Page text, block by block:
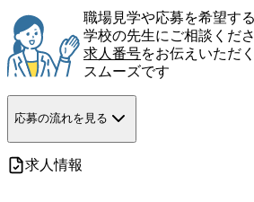
職場見学や応募を希望す
学校の先生にご相談くださ
求人番号をお伝えいただ
スムーズです
応募の流れを見る
求人情報